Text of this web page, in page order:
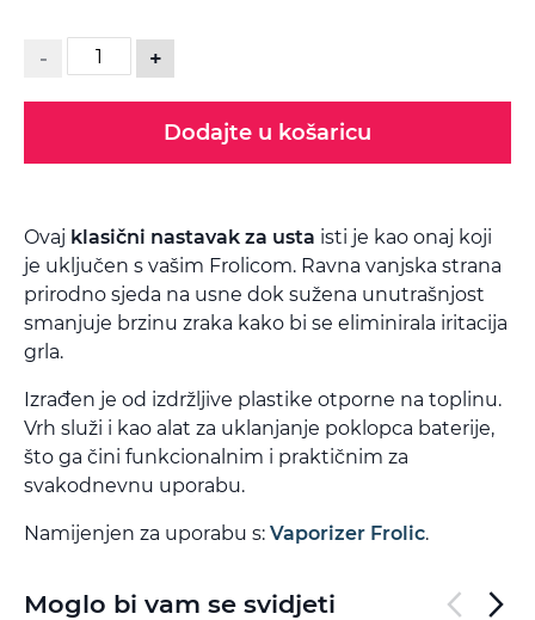
- +
Dodajte u košaricu
Ovaj klasični nastavak za usta isti je kao onaj koji
je uključen s vašim Frolicom. Ravna vanjska strana
prirodno sjeda na usne dok sužena unutrašnjost
smanjuje brzinu zraka kako bi se eliminirala iritacija
grla.
Izrađen je od izdržljive plastike otporne na toplinu.
Vrh služi i kao alat za uklanjanje poklopca baterije,
što ga čini funkcionalnim i praktičnim za
svakodnevnu uporabu.
Namijenjen za uporabu s: Vaporizer Frolic.
Moglo bi vam se svidjeti